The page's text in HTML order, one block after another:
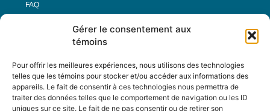
Gérer le consentement aux
témoins
Pour offrir les meilleures expériences, nous utilisons des technologies
telles que les témoins pour stocker et/ou accéder aux informations des
appareils. Le fait de consentir à ces technologies nous permettra de
traiter des données telles que le comportement de navigation ou les ID
uniques sur ce site. Le fait de ne pas consentir ou de retirer son
FAQ
Nous Suivre